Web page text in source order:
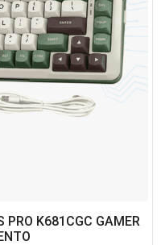
PRO K681CGC GAMER